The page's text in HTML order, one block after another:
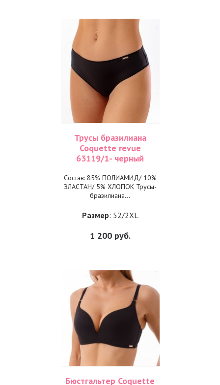
Трусы бразилиана
Coquette revue
63119/1- черный
Состав: 85% ПОЛИАМИД/ 10%
ЭЛАСТАН/ 5% ХЛОПОК Трусы-
бразилиана...
Размер: 52/2XL
1 200руб.
Бюстгальтер Coquette